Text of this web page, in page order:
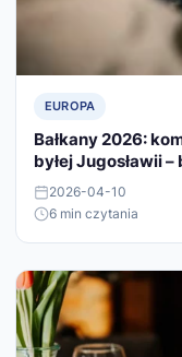
EUROPA
Bałkany 2026:
byłej Jugosławii
2026-04-10
6 min czytania